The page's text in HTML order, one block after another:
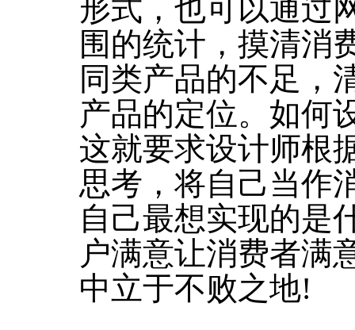
形式，也可以通过
围的统计，摸清消
同类产品的不足，
产品的定位。如何
这就要求设计师根
思考，将自己当作
自己最想实现的是
户满意让消费者满
中立于不败之地!